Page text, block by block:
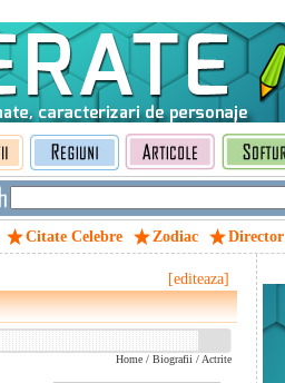
Citate Celebre Zodiac Director
[editeaza]
Home / Biografii / Actrite